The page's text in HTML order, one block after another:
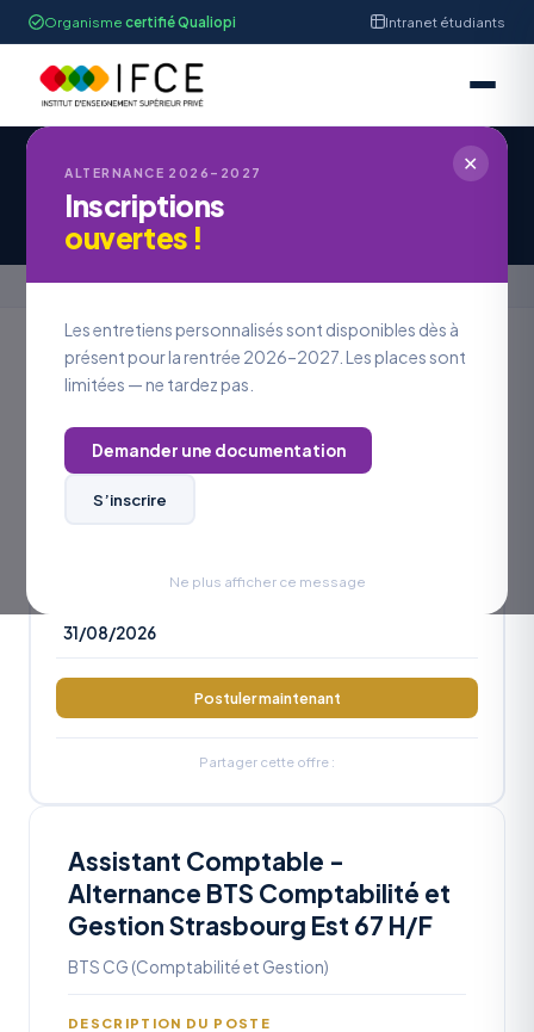
Organisme certifié Qualiopi Intranet étudiants
✕
ALTERNANCE 2026–2027
Inscriptions
ouvertes !
Les entretiens personnalisés sont disponibles dès à
présent pour la rentrée 2026–2027. Les places sont
limitées — ne tardez pas.
Demander une documentation
S’inscrire
Ne plus afficher ce message
IFCE STRASBOURG
Offre d'Emploi #OE2026-1169
Accueil › Offres en alternance › Offre d'Emploi #OE2026-1169
Retour aux offres
Assistant Comptable -
Alternance BTS Comptabilité et
Gestion Strasbourg Est 67 H/F
BTS CG (Comptabilité et Gestion)
DESCRIPTION DU POSTE
LOCALISATION
Bas-Rhin
31/08/2026
Postuler maintenant
Partager cette offre :